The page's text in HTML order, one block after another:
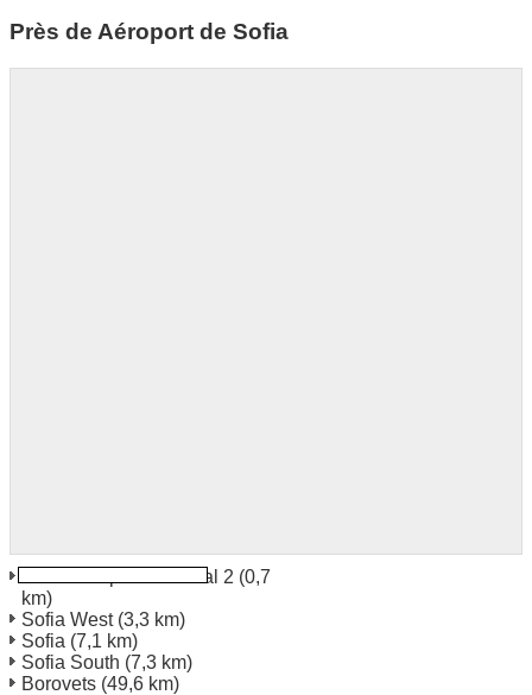
Près de Aéroport de Sofia
Sofia Aéroport Terminal 2 (0,7
km)
Sofia West(3,3 km)
Sofia (7,1 km)
Sofia South (7,3 km)
Borovets (49,6 km)